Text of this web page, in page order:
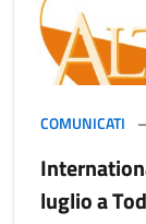
COMUNICATI
luglio a